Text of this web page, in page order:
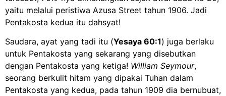
yaitu melalui peristiwa Azusa Street tahun 1906. Jadi
Pentakosta kedua itu dahsyat!
Saudara, ayat yang tadi itu (Yesaya 60:1) juga berlaku
untuk Pentakosta yang sekarang yang disebutkan
dengan Pentakosta yang ketiga! William Seymour,
seorang berkulit hitam yang dipakai Tuhan dalam
Pentakosta yang kedua, pada tahun 1909 dia bernubuat,